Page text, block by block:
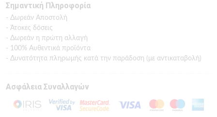
Σημαντική Πληροφορία
- Δωρεάν Αποστολή
- Άτοκες δόσεις
- Δωρεάν η πρώτη αλλαγή
- 100% Αυθεντικά προϊόντα
- Δυνατότητα πληρωμής κατά την παράδοση (με αντικαταβολή)
Ασφάλεια Συναλλαγών